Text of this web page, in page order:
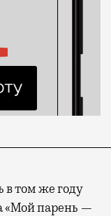
в том же году
«Мой парень —